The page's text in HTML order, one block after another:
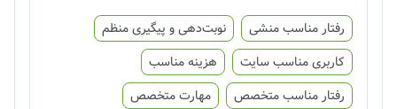
رفتار مناسب منشی
نوبت‌دهی و پیگیری منظم
کاربری مناسب سایت
هزینه مناسب
رفتار مناسب متخصص
مهارت متخصص